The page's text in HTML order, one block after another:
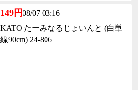
149円08/07 03:16
KATO たーみなるじょいんと (白単
線90cm) 24-806